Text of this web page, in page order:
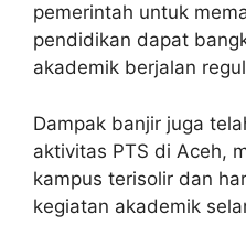
pemerintah untuk
pendidikan dapat
akademik berjalan
Dampak banjir juga
aktivitas PTS di Aceh,
kampus terisolir dan
kegiatan akademik